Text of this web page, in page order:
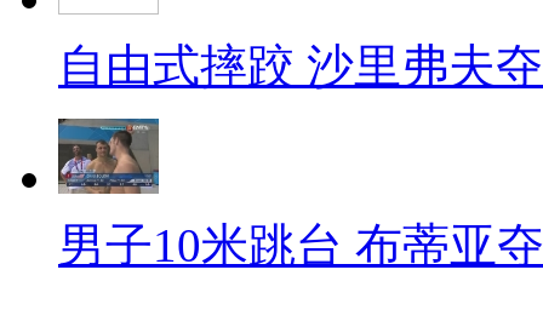
自由式摔跤 沙里弗夫
男子10米跳台 布蒂亚